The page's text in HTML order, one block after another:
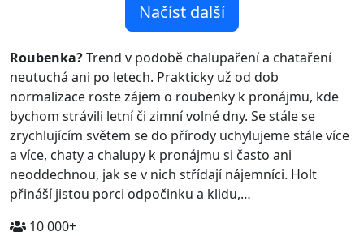
Načíst další
Roubenka?Trend v podobě chalupaření a chataření
neutuchá ani po letech. Prakticky už od dob
normalizace roste zájem o roubenky k pronájmu, kde
bychom strávili letní či zimní volné dny. Se stále se
zrychlujícím světem se do přírody uchylujeme stále více
a více, chaty a chalupy k pronájmu si často ani
neoddechnou, jak se v nich střídají nájemníci. Holt
přináší jistou porci odpočinku a klidu,…
10 000+